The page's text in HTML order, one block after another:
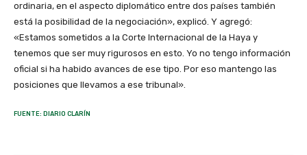
ordinaria, en el aspecto diplomático entre dos países también
está la posibilidad de la negociación», explicó. Y agregó:
«Estamos sometidos a la Corte Internacional de la Haya y
tenemos que ser muy rigurosos en esto. Yo no tengo información
oficial si ha habido avances de ese tipo. Por eso mantengo las
posiciones que llevamos a ese tribunal».
FUENTE: DIARIO CLARÍN